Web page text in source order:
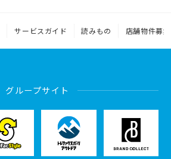
サービスガイド 読みもの 店舗物件募集
グループサイト